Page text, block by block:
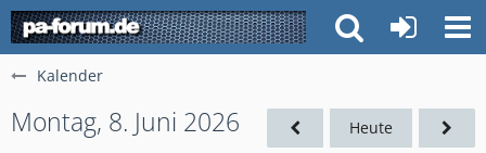
Kalender
Montag, 8. Juni 2026 Heute